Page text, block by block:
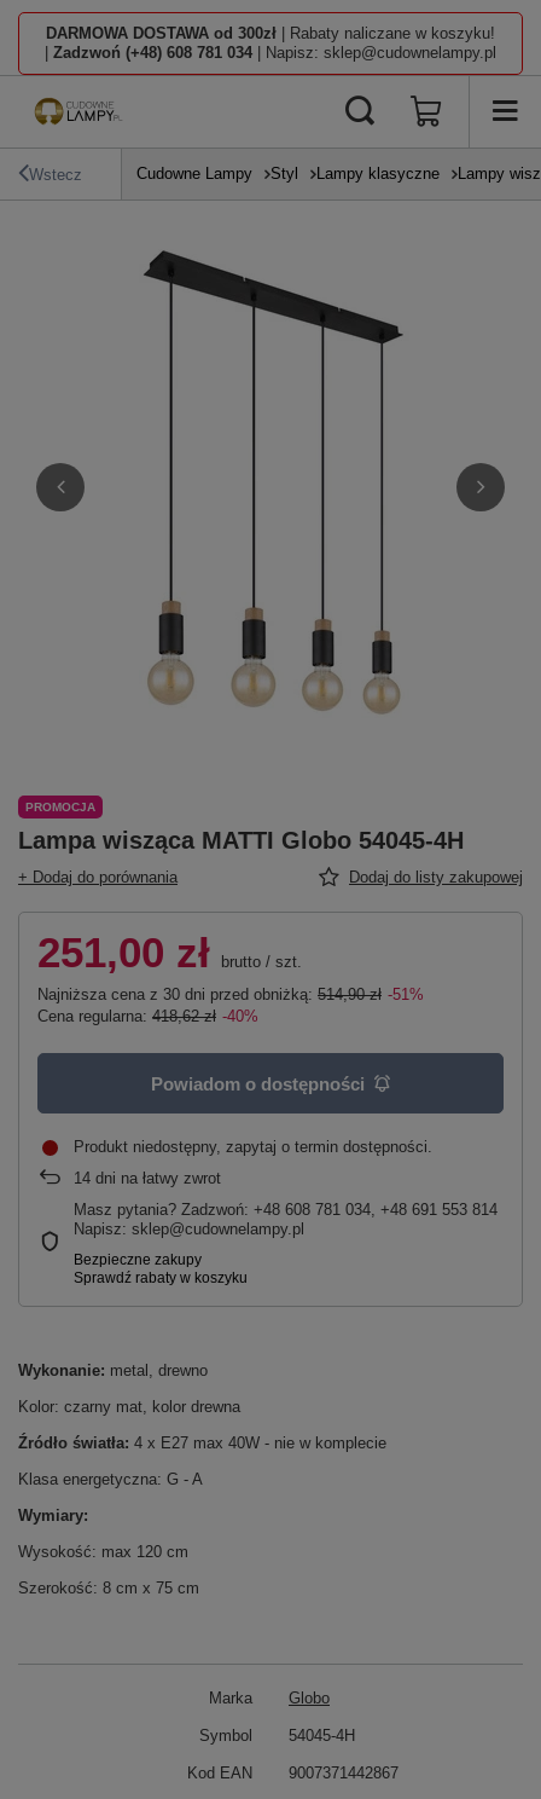
DARMOWA DOSTAWA od 300zł | Rabaty naliczane w koszyku!
Zadzwoń (+48) 608 781 034 | Napisz: sklep@cudownelampy.pl
Wstecz Cudowne Lampy Styl Lampy klasyczne Lampy
PROMOCJA
Lampa wisząca MATTI Globo 54045-4H
+ Dodaj do porównania Dodaj do listy zakupowej
251,00 zł brutto / szt.
Najniższa cena z 30 dni przed obniżką: 514,90 zł -51%
Cena regularna: 418,62 zł -40%
Powiadom o dostępności
Produkt niedostępny, zapytaj o termin dostępności
14 dni na łatwy zwrot
Masz pytania? Zadzwoń: +48 608 781 034, +48 691 553 814
Napisz: sklep@cudownelampy.pl
Wykonanie: metal, drewno
Kolor: czarny mat, kolor drewna
Źródło światła: 4 x E27 max 40W - nie w komplecie
Klasa energetyczna: G - A
Wymiary:
Wysokość: max 120 cm
Szerokość: 8 cm x 75 cm
Marka Globo
Symbol 54045-4H
Kod EAN 9007371442867